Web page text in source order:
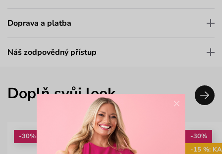
Doprava a platba
Náš zodpovědný přístup
Doplň svůj look
-30%
-30%
-15 %:
×